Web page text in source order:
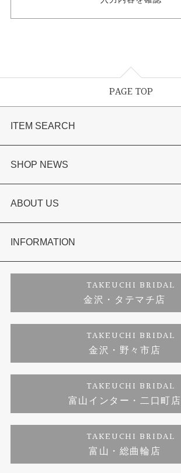
PAGE TOP
ITEM SEARCH
婚約指輪
結婚指輪
セットリング
婚約ネックレス
ダイヤモンド
ジュエリーリフォーム
SHOP NEWS
選ばれる理由まとめ
お客様の声
プロポーズサポート
ブランドリスト
福井指輪工房｜手作りペアリング
福井指輪工房｜手作り結婚指輪 and 婚約指輪
福井工房｜手作り婚約指輪プロポーズプラン
ABOUT US
会社概要
お客様の声
INFORMATION
プライバシーポリシー
TAKEUCHI BRIDAL
金沢・タテマチ店
TAKEUCHI BRIDAL
金沢・野々市店
TAKEUCHI BRIDAL
富山インター・二口町店
TAKEUCHI BRIDAL
富山・総曲輪店